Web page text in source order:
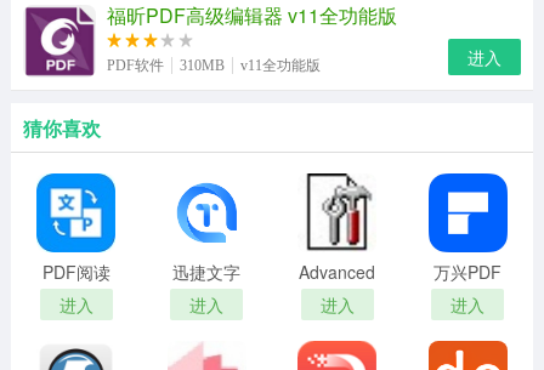
福昕PDF高级编辑器 v11全功能版
PDF软件 310MB v11全功能版 进入
猜你喜欢
PDF阅读
器绿色版
进入
迅捷文字
转语音
进入
Advanced
PDF
Repair(PDF
修复工具)
进入
万兴PDF
最新版PC
端
进入